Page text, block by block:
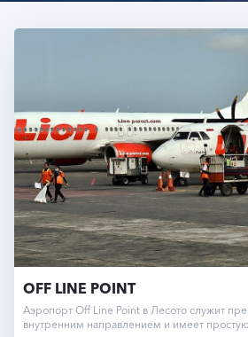
OFF LINE POINT
Аэропорт Off Line Point в Лесото служит
внутренним направлением и имеет